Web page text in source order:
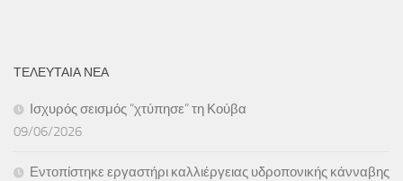
ΤΕΛΕΥΤΑΙΑ ΝΕΑ
Ισχυρός σεισμός “χτύπησε” τη Κούβα
09/06/2026
Εντοπίστηκε εργαστήρι καλλιέργειας υδροπονικής κάνναβης